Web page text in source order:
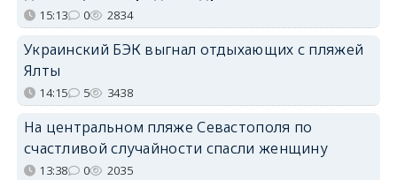
15:13 0 2834
Украинский БЭК выгнал отдыхающих с пляжей
Ялты
14:15 5 3438
На центральном пляже Севастополя по
счастливой случайности спасли женщину
13:38 0 2035